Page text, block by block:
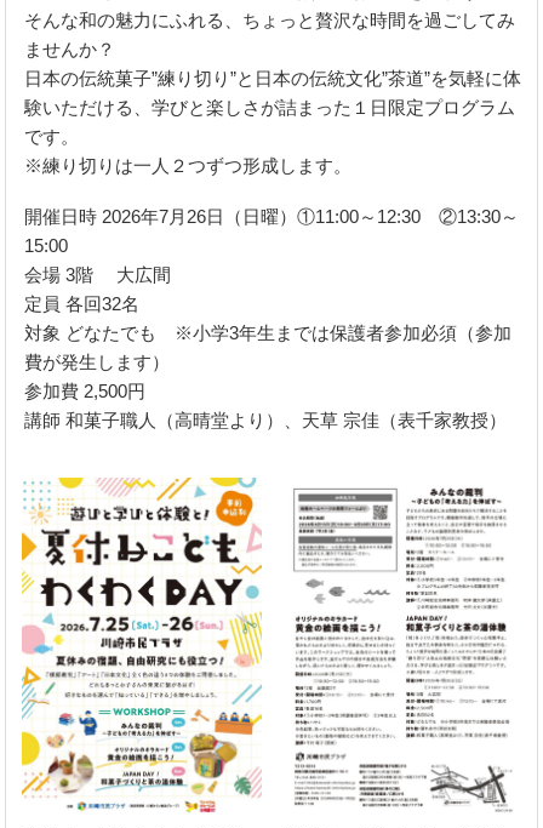
そんな和の魅力にふれる、ちょっと贅沢な時間を過ごしてみ
ませんか？
日本の伝統菓子”練り切り”と日本の伝統文化”茶道”を気軽に体
験いただける、学びと楽しさが詰まった１日限定プログラム
です。
※練り切りは一人２つずつ形成します。
開催日時 2026年7月26日（日曜）①11:00～12:30 ②13:30～
15:00
会場 3階 大広間
定員 各回32名
対象 どなたでも ※小学3年生までは保護者参加必須（参加
費が発生します）
参加費 2,500円
講師 和菓子職人（高晴堂より）、天草 宗佳（表千家教授）